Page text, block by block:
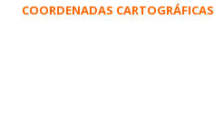
COORDENADAS CARTOGRÁFICAS